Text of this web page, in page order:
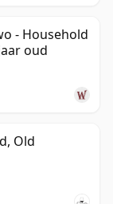
- Household
oud
Old